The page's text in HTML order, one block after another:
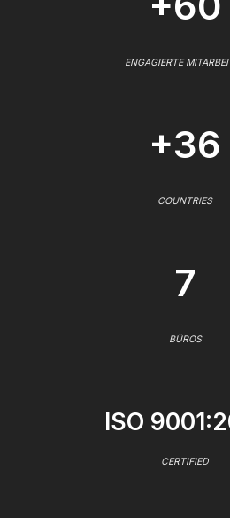
ENGAGIERTE
+36
COUNTRIES
7
BÜROS
ISO
CERTIFIED